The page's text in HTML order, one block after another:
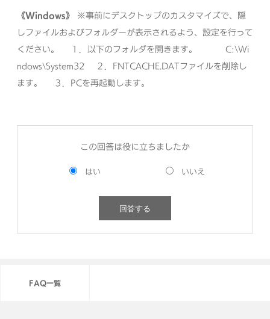
《Windows》
※事前にデスクトップのカスタマイズで、隠
しファイルおよびフォルダーが表示されるよう、設定を行って
ください。
１．以下のフォルダを開きます。
C:\Wi
ndows\System32 ２．FNTCACHE.DATファイルを削除し
ます。
３．PCを再起動します。
この回答は役に立ちましたか
FAQ一覧